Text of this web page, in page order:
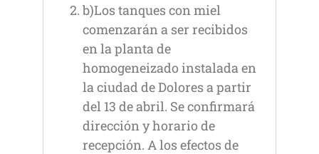
b)Los tanques con miel
comenzarán a ser recibidos
en la planta de
homogeneizado instalada en
la ciudad de Dolores a partir
del 13 de abril. Se confirmará
dirección y horario de
recepción. A los efectos de